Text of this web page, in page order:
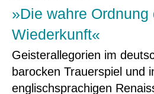
»Die wahre Ordnung
Wiederkunft«
Geisterallegorien im
barocken Trauerspiel und
englischsprachigen